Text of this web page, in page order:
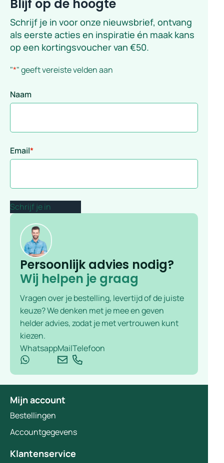
Blijf op de hoogte
Schrijf je in voor onze nieuwsbrief, ontvang
als eerste acties en inspiratie én maak kans
op een kortingsvoucher van €50.
"*" geeft vereiste velden aan
Naam
Email*
Persoonlijk advies nodig?
Wij helpen je graag
Vragen over je bestelling, levertijd of de juiste
keuze? We denken met je mee en geven
helder advies, zodat je met vertrouwen kunt
kiezen.
WhatsappMailTelefoon
Mijn account
Bestellingen
Accountgegevens
Klantenservice